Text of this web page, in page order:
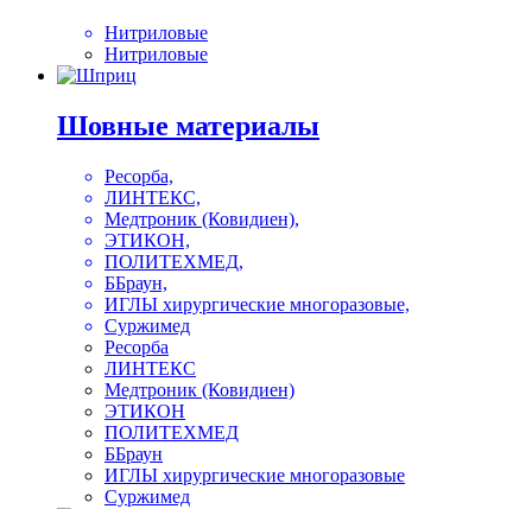
Нитриловые
Нитриловые
Шовные материалы
Ресорба,
ЛИНТЕКС,
Медтроник (Ковидиен),
ЭТИКОН,
ПОЛИТЕХМЕД,
ББраун,
ИГЛЫ хирургические многоразовые,
Суржимед
Ресорба
ЛИНТЕКС
Медтроник (Ковидиен)
ЭТИКОН
ПОЛИТЕХМЕД
ББраун
ИГЛЫ хирургические многоразовые
Суржимед